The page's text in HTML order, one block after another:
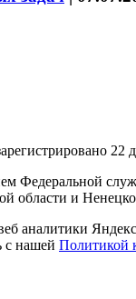
22
Федеральной
области и
аналитики
с нашей Политикой